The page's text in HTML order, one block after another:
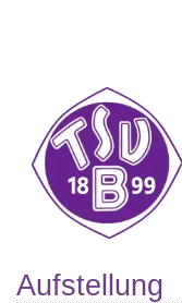
Aufstellung